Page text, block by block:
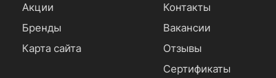
Акции
Бренды
Карта сайта
Контакты
Вакансии
Отзывы
Сертификаты